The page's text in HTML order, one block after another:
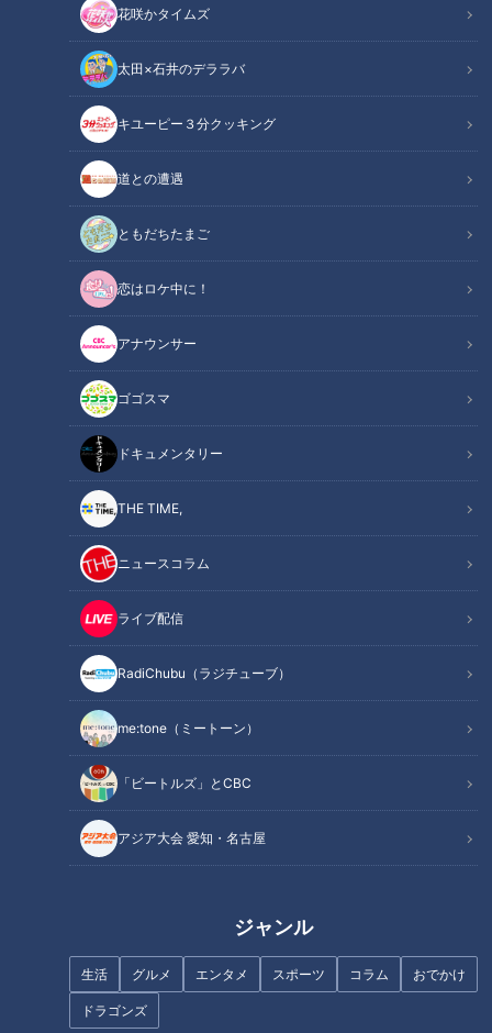
花咲かタイムズ
太田×石井のデララバ
キユーピー３分クッキング
道との遭遇
ともだちたまご
恋はロケ中に！
アナウンサー
ゴゴスマ
ドキュメンタリー
THE TIME,
ニュースコラム
ライブ配信
RadiChubu（ラジチューブ）
me:tone（ミートーン）
「ビートルズ」とCBC
アジア大会 愛知・名古屋
ジャンル
生活 グルメ エンタメ スポーツ コラム おでかけ
ドラゴンズ
ドキュメンタリー
長編ドキュメンタリー
シミが残ったカーペット…スイッチには汚れが。
名古屋市中川区にあるマンションの一室。実はこの部屋…
いわゆる“事故物件”です。
ことし８月、この部屋に住む５０代の男性が
ベランダで首をつって自殺。
今後、全面リフォームをして、売りに出される予定だといいま
コロナ禍で増える自殺や孤独死。
亡くなった場所が“自宅”であるが故に、思い出深い“自
宅”は、“事故物件”と呼ばれるように。
事故物件を専門に手掛ける「成仏不動産」などで取材。
いま注目を集める“事故物件”の実態に迫ります。
CBCテレビ 2021年12月14日（火）「チャント！」OA
この記事の画像を見る
この記事を見たあなたへのおすすめ
新生活に役立つ「ダイソー」の
便利グッズ！SNSでバズり中の
収納ボックス活用法から、ひと
フランス人は菓子店「シャトレ
ーゼ」の店名に顔を赤らめる？